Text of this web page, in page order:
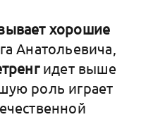
хорошие
Анатольевича,
идет выше
роль играет